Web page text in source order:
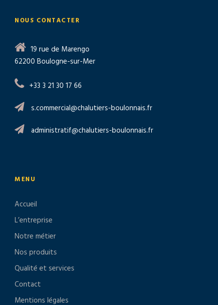
NOUS CONTACTER
19 rue de Marengo
62200 Boulogne-sur-Mer
+33 3 21 30 17 66
s.commercial@chalutiers-boulonnais.fr
administratif@chalutiers-boulonnais.fr
MENU
Accueil
L’entreprise
Notre métier
Nos produits
Qualité et services
Contact
Mentions légales